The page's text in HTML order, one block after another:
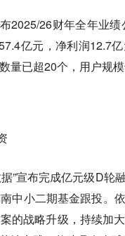
2025/26财年全年业
亿元，净利润12.7
量已超20个，用户规模
”宣布完成亿元级D轮
中小二期基金跟投。
的战略升级，持续加